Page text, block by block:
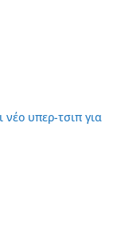
υπερ-τσιπ για